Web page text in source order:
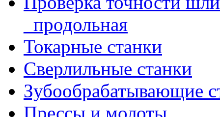
_продольная
Токарные станки
Сверлильные станки
Зубообрабатывающие